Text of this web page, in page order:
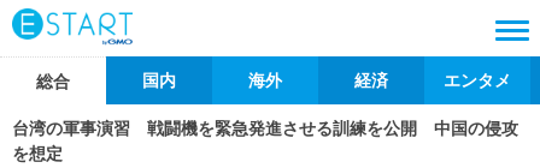
総合 国内 海外 経済 エンタメ
台湾の軍事演習 戦闘機を緊急発進させる訓練を公開 中国の侵攻
を想定